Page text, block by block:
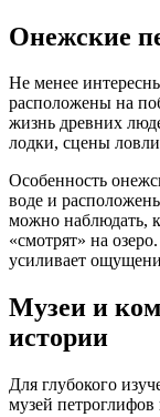
Онежские
Не менее
расположены на
жизнь древних
лодки, сцены
Особенность
воде и
можно наблюдать,
«смотрят» на
усиливает
Музеи и
истории
Для глубокого
музей